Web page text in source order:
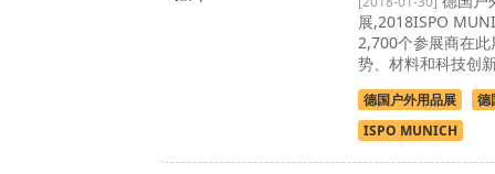
展,2018ISPO
2,700个参展商在
势、材料和科技创
德国户外用品展
德
ISPO MUNICH